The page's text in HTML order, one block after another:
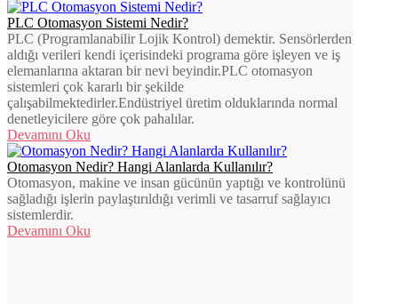
PLC Otomasyon Sistemi Nedir?
PLC (Programlanabilir Lojik Kontrol) demektir. Sensörlerden
aldığı verileri kendi içerisindeki programa göre işleyen ve iş
elemanlarına aktaran bir nevi beyindir.PLC otomasyon
sistemleri çok kararlı bir şekilde
çalışabilmektedirler.Endüstriyel üretim olduklarında normal
denetleyicilere göre çok pahalılar.
Devamını Oku
Otomasyon Nedir? Hangi Alanlarda Kullanılır?
Otomasyon, makine ve insan gücünün yaptığı ve kontrolünü
sağladığı işlerin paylaştırıldığı verimli ve tasarruf sağlayıcı
sistemlerdir.
Devamını Oku